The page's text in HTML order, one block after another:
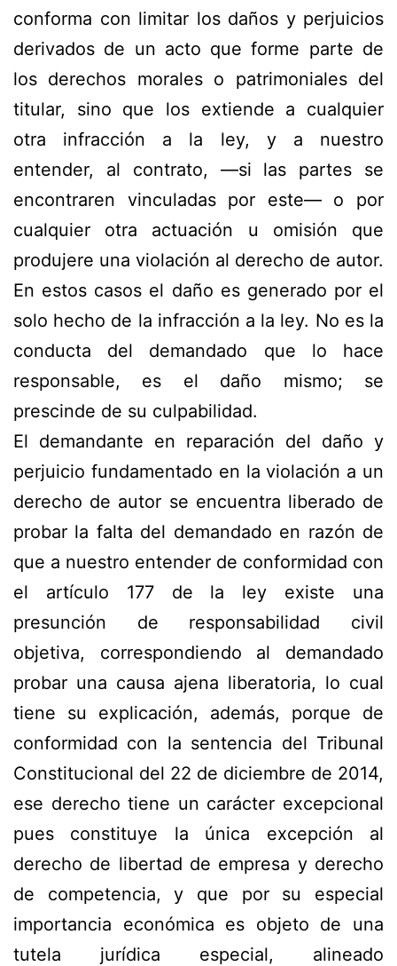
conforma con limitar los daños y perjuicios
derivados de un acto que forme parte de
los derechos morales o patrimoniales del
titular, sino que los extiende a cualquier
otra infracción a la ley, y a nuestro
entender, al contrato, —si las partes se
encontraren vinculadas por este— o por
cualquier otra actuación u omisión que
produjere una violación al derecho de autor.
En estos casos el daño es generado por el
solo hecho de la infracción a la ley. No es la
conducta del demandado que lo hace
responsable, es el daño mismo; se
prescinde de su culpabilidad.
El demandante en reparación del daño y
perjuicio fundamentado en la violación a un
derecho de autor se encuentra liberado de
probar la falta del demandado en razón de
que a nuestro entender de conformidad con
el artículo 177 de la ley existe una
presunción de responsabilidad civil
objetiva, correspondiendo al demandado
probar una causa ajena liberatoria, lo cual
tiene su explicación, además, porque de
conformidad con la sentencia del Tribunal
Constitucional del 22 de diciembre de 2014,
ese derecho tiene un carácter excepcional
pues constituye la única excepción al
derecho de libertad de empresa y derecho
de competencia, y que por su especial
importancia económica es objeto de una
tutela jurídica especial, alineado